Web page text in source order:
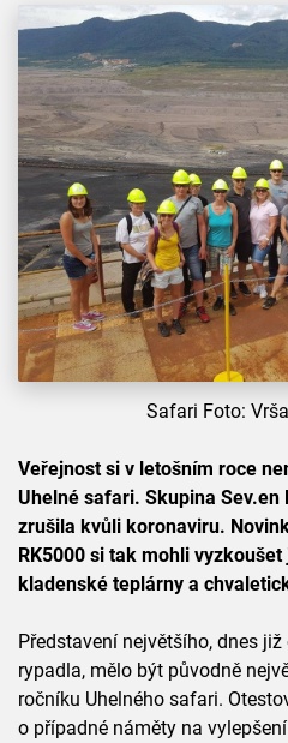
Safari Foto:
Veřejnost si v letošním roce
Uhelné safari. Skupina Sev.en
zrušila kvůli koronaviru.
RK5000 si tak mohli
kladenské teplárny a
Představení největšího, dnes
rypadla, mělo být původně
ročníku Uhelného safari.
o případné náměty na